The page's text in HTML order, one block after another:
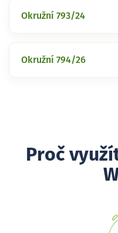
Okružní 793/24
Okružní 794/26
Proč